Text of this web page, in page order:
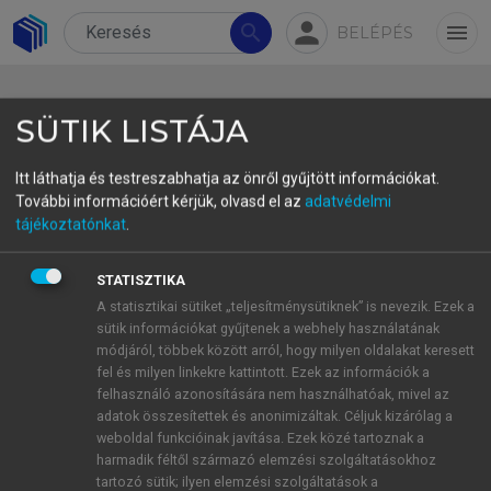
search person BELÉPÉS menu
4.1. A fenntarthatóság és az
okos turizmus stratégiai
kapcsolata
Az okos turizmus elméletének fejlődése jól mutatja,
hogy a digitális technológiák integrációja
önmagában nem elegendő a turisztikai rendszerek
modernizációjához; azok hatékonysága és hosszú
távú relevanciája csak akkor biztosítható, ha
működésük a fenntarthatóság alapelveivel is
SÜTIK LISTÁJA
Itt láthatja és testreszabhatja az önről gyűjtött információkat.
További információért kérjük, olvasd el az adatvédelmi
tájékoztatónkat.
STATISZTIKA
A statisztikai sütiket „teljesítménysütiknek” is nevezik. Ezek a
sütik információkat gyűjtenek a webhely használatának
módjáról, többek között arról, hogy milyen oldalakat keresett
fel és milyen linkekre kattintott. Ezek az információk a
felhasználó azonosítására nem használhatóak, mivel az
adatok összesítettek és anonimizáltak. Céljuk kizárólag a
weboldal funkcióinak javítása. Ezek közé tartoznak a
harmadik féltől származó elemzési szolgáltatásokhoz
tartozó sütik; ilyen elemzési szolgáltatások a